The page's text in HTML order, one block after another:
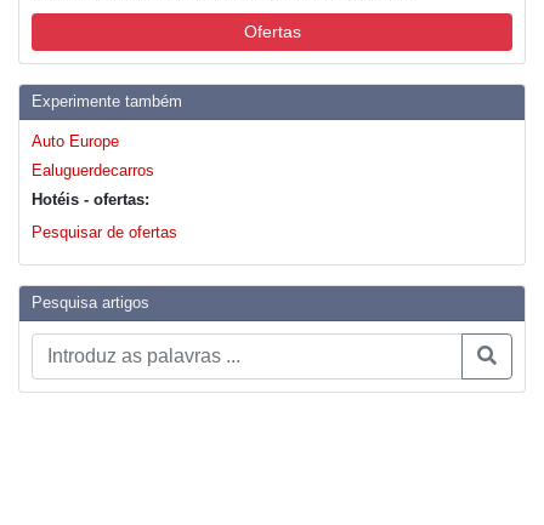
Ofertas
Experimente também
Auto Europe
Ealuguerdecarros
Hotéis - ofertas:
Pesquisar de ofertas
Pesquisa artigos